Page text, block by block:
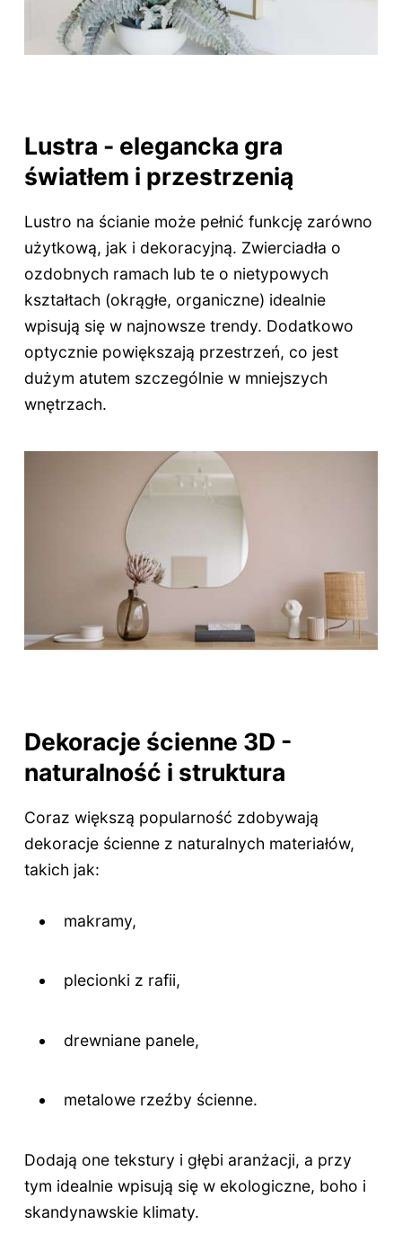
Lustra - elegancka gra
światłem i przestrzenią
Lustro na ścianie może pełnić funkcję zarówno
użytkową, jak i dekoracyjną. Zwierciadła o
ozdobnych ramach lub te o nietypowych
kształtach (okrągłe, organiczne) idealnie
wpisują się w najnowsze trendy. Dodatkowo
optycznie powiększają przestrzeń, co jest
dużym atutem szczególnie w mniejszych
wnętrzach.
Dekoracje ścienne 3D -
naturalność i struktura
Coraz większą popularność zdobywają
dekoracje ścienne z naturalnych materiałów,
takich jak:
makramy,
plecionki z rafii,
drewniane panele,
metalowe rzeźby ścienne.
Dodają one tekstury i głębi aranżacji, a przy
tym idealnie wpisują się w ekologiczne, boho i
skandynawskie klimaty.